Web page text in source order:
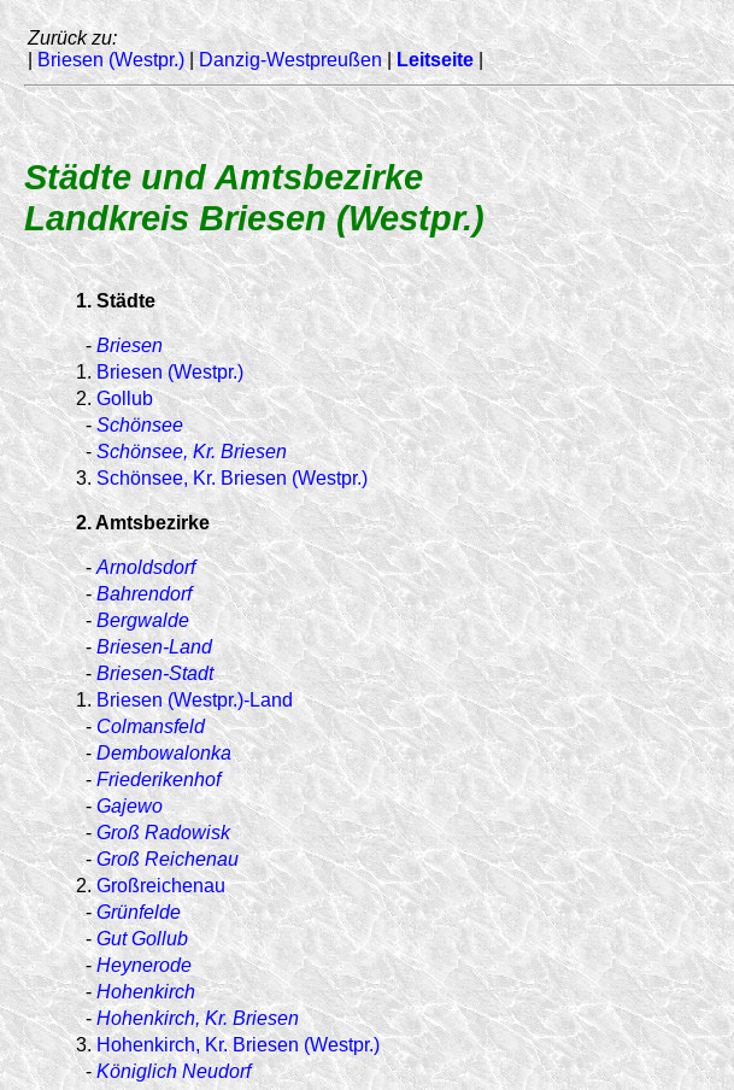
Zurück zu:
| Briesen (Westpr.) |Danzig-Westpreußen| Leitseite|
Städte und Amtsbezirke
Landkreis Briesen (Westpr.)
1. Städte
- Briesen
1. Briesen (Westpr.)
2. Gollub
- Schönsee
- Schönsee, Kr. Briesen
3. Schönsee, Kr. Briesen (Westpr.)
2. Amtsbezirke
- Arnoldsdorf
- Bahrendorf
- Bergwalde
- Briesen-Land
- Briesen-Stadt
1. Briesen (Westpr.)-Land
- Colmansfeld
- Dembowalonka
- Friederikenhof
- Gajewo
- Groß Radowisk
- Groß Reichenau
2. Großreichenau
- Grünfelde
- Gut Gollub
- Heynerode
- Hohenkirch
- Hohenkirch, Kr. Briesen
3. Hohenkirch, Kr. Briesen (Westpr.)
- Königlich Neudorf